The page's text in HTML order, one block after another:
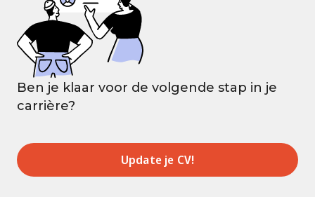
Ben je klaar voor de volgende stap in je
carrière?
Update je CV!